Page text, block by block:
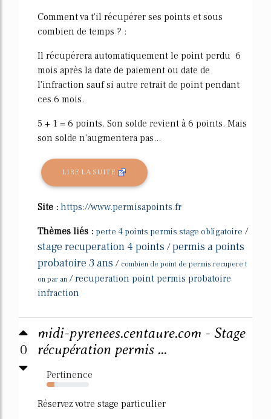
Comment va t'il récupérer ses points et sous
combien de temps ? :
Il récupérera automatiquement le point perdu 6
mois après la date de paiement ou date de
l'infraction sauf si autre retrait de point pendant
ces 6 mois.
5 + 1 = 6 points. Son solde revient à 6 points. Mais
son solde n'augmentera pas...
LIRE LA SUITE
Site : https://www.permisapoints.fr
Thèmes liés : perte 4 points permis stage obligatoire /
stage recuperation 4 points /permis a points
probatoire 3 ans / combien de point de permis recupere t
on par an /recuperation point permis probatoire
infraction
0
midi-pyrenees.centaure.com - Stage
récupération permis ...
Pertinence
19%
Réservez votre stage particulier